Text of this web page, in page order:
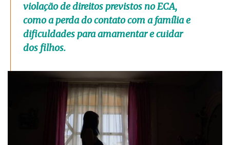
violação de direitos previstos no ECA,
como a perda do contato com a família e
dificuldades para amamentar e cuidar
dos filhos.